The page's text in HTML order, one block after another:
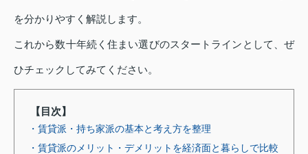
を分かりやすく解説します。
これから数十年続く住まい選びのスタートラインとして、ぜ
ひチェックしてみてください。
【目次】
・賃貸派・持ち家派の基本と考え方を整理
・賃貸派のメリット・デメリットを経済面と暮らしで比較